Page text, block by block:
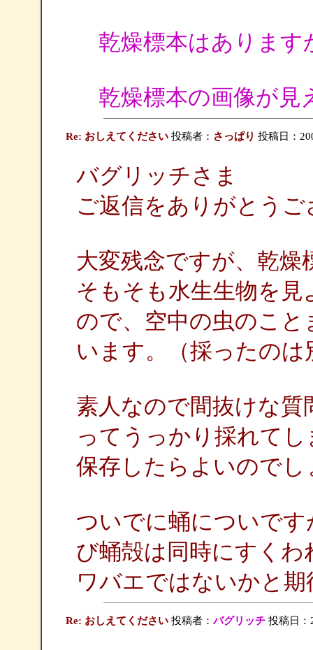
乾燥標本はあります
乾燥標本の画像が見
Re: おしえてください投稿者： さっぱり 投稿日：
バグリッチさま
ご返信をありがとうご
大変残念ですが、乾燥
そもそも水生生物を
ので、空中の虫のこ
います。（採ったの
素人なので間抜けな
ってうっかり採れて
保存したらよいのでし
ついでに蛹についで
び蛹殻は同時にすく
ワバエではないかと
Re: おしえてください投稿者：バグリッチ投稿日：